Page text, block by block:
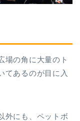
場の角に大量のト
てあるのが目に入
外にも、ペットボ